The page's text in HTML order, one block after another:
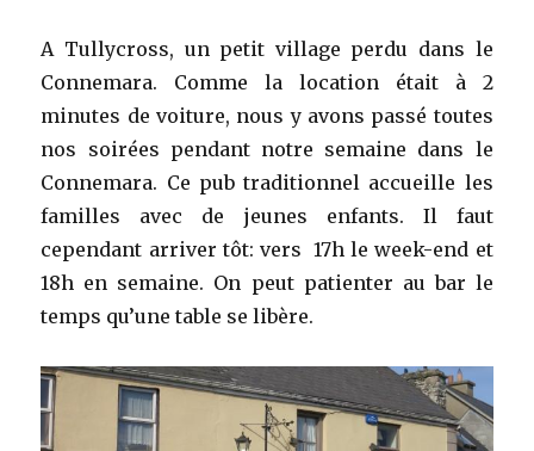
A Tullycross, un petit village perdu dans le
Connemara. Comme la location était à 2
minutes de voiture, nous y avons passé toutes
nos soirées pendant notre semaine dans le
Connemara. Ce pub traditionnel accueille les
familles avec de jeunes enfants. Il faut
cependant arriver tôt: vers 17h le week-end et
18h en semaine. On peut patienter au bar le
temps qu’une table se libère.